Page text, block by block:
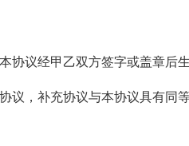
协议经甲乙双方签字或盖章后生
议，补充协议与本协议具有同等